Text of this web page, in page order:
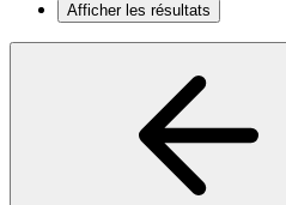
Afficher les résultats